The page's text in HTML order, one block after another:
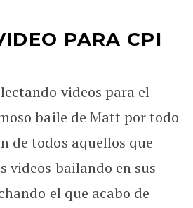
PARA CPI
videos para el
baile de Matt por todo
de todos aquellos que
videos bailando en sus
el que acabo de